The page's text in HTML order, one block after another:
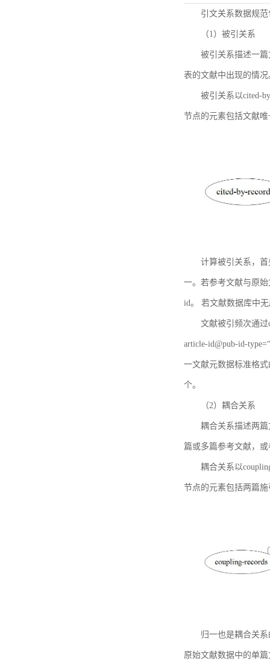
引文关系数据规
（1）被引关系
被引关系描述一
表的文献中出现的情况
被引关系以cited-
节点的元素包括文献
计算被引关系，
一。若参考文献与原
id。 若文献数据库中
文献被引频次通
article-id@pub-id-
一文献元数据标准格
个。
（2）耦合关系
耦合关系描述两
篇或多篇参考文献，
耦合关系以
节点的元素包括两篇
归一也是耦合关
原始文献数据中的单篇